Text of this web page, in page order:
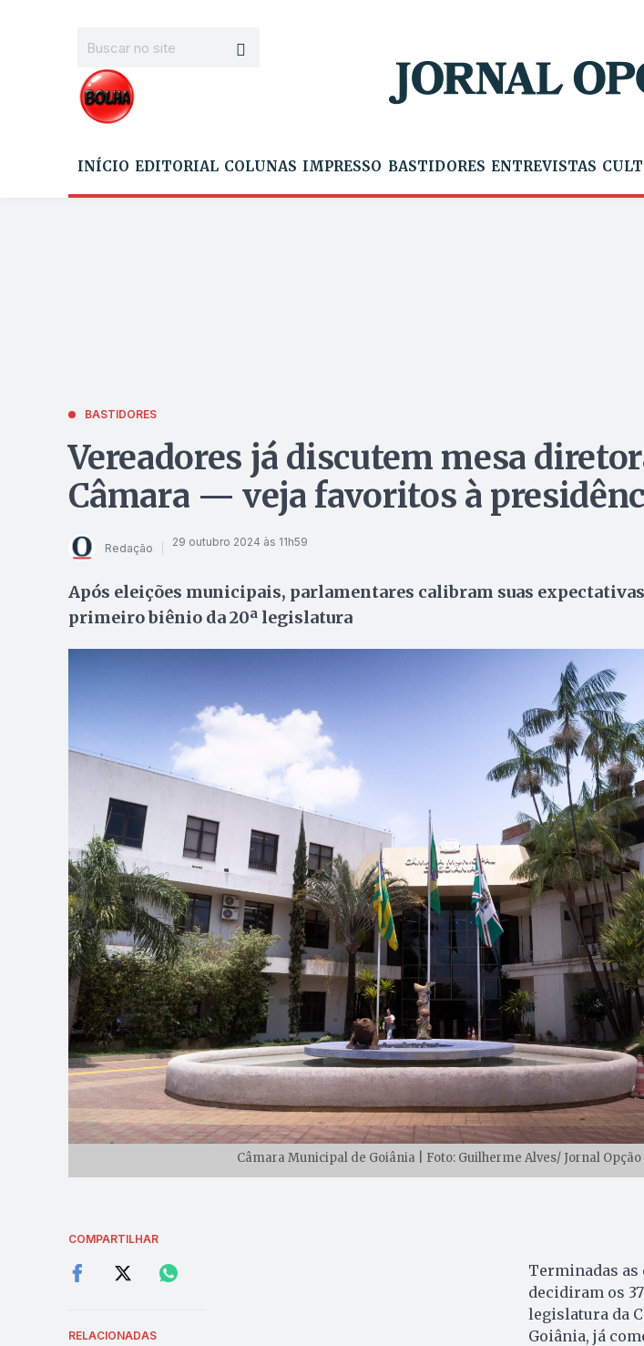
INÍCIO EDITORIAL COLUNAS IMPRESSO BASTIDORES ENTREVISTAS
BASTIDORES
Vereadores já discutem mesa
Câmara — veja favoritos à
Redação 29 outubro 2024 às 11h59
Após eleições municipais, parlamentares calibram suas
primeiro biênio da 20ª legislatura
Câmara Municipal de Goiânia | Foto: Guilherme Alves/ Jornal Opção
COMPARTILHAR
RELACIONADAS
Terminadas as
decidiram os
legislatura da
Goiânia, já